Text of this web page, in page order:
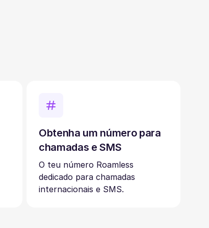
Obtenha um número para
chamadas e SMS
O teu número Roamless
dedicado para chamadas
internacionais e SMS.